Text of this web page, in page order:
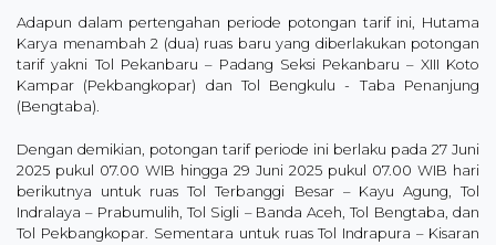
Adapun dalam pertengahan periode potongan tarif ini, Hutama
Karya menambah 2 (dua) ruas baru yang diberlakukan potongan
tarif yakni Tol Pekanbaru – Padang Seksi Pekanbaru – XIII Koto
Kampar (Pekbangkopar) dan Tol Bengkulu - Taba Penanjung
(Bengtaba).
Dengan demikian, potongan tarif periode ini berlaku pada 27 Juni
2025 pukul 07.00 WIB hingga 29 Juni 2025 pukul 07.00 WIB hari
berikutnya untuk ruas Tol Terbanggi Besar – Kayu Agung, Tol
Indralaya – Prabumulih, Tol Sigli – Banda Aceh, Tol Bengtaba, dan
Tol Pekbangkopar. Sementara untuk ruas Tol Indrapura – Kisaran